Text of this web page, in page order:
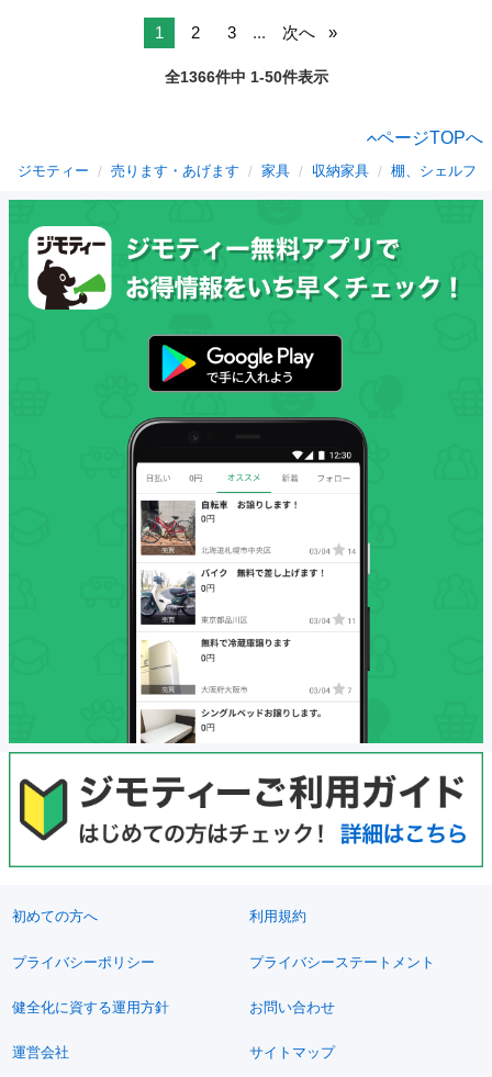
1 2 3 ... 次へ
全1366件中 1-50件表示
ページTOPへ
ジモティー 売ります・あげます 家具 収納家具 棚、シェルフ
初めての方へ 利用規約
プライバシーポリシー プライバシーステートメント
健全化に資する運用方針 お問い合わせ
運営会社 サイトマップ